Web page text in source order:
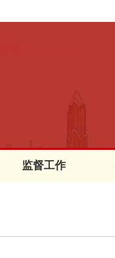
监督工作